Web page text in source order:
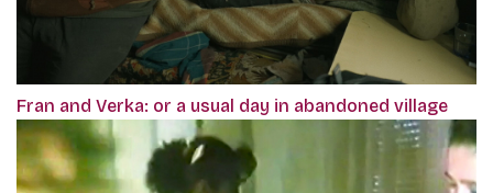
Fran and Verka: or a usual day in abandoned village